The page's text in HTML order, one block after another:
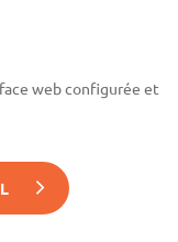
web configurée et